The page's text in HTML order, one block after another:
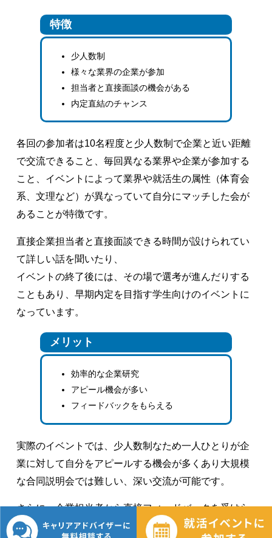
特徴
少人数制
様々な業界の企業が参加
担当者と直接面談の機会がある
内定直結のチャンス
各回の参加者は10名程度と少人数制で企業と近い距離
で交流できること、毎回異なる業界や企業が参加する
こと、イベントによって業界や就活生の属性（体育会
系、文理など）が異なっていて自分にマッチした会が
あることが特徴です。
直接企業担当者と直接面談できる時間が設けられてい
て詳しい話を聞いたり、
イベントの終了後には、その場で選考が進んだりする
こともあり、早期内定を目指す学生向けのイベントに
なっています。
メリット
効率的な企業研究
アピール機会が多い
フィードバックをもらえる
実際のイベントでは、少人数制なため一人ひとりが企
業に対して自分をアピールする機会が多くあり大規模
な合同説明会では難しい、深い交流が可能です。
さらに、企業担当者から直接フィードバックを受けら
れるため、面接対策や自己PRの改善に役立ちます。